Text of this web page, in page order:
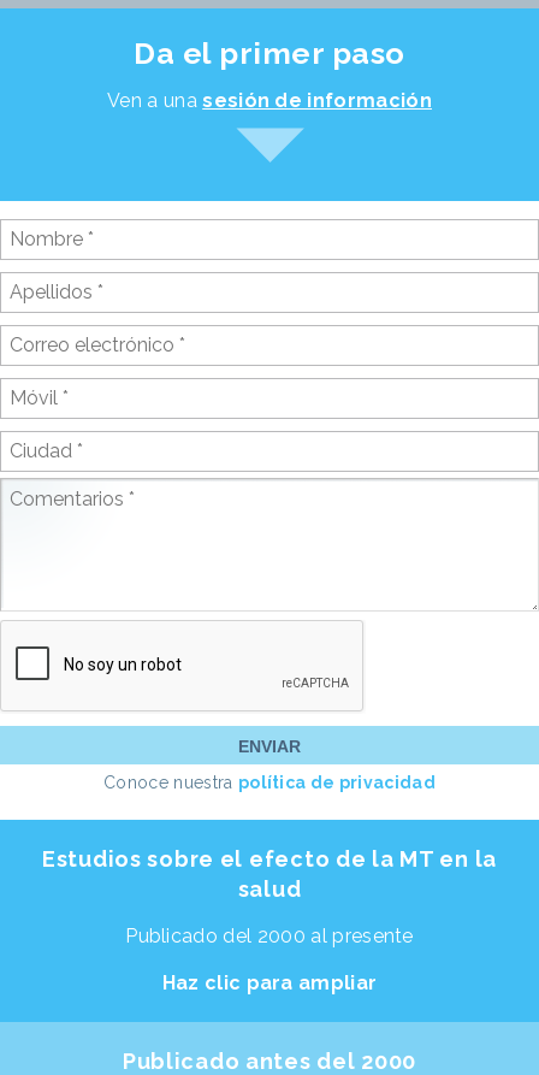
Da el primer paso
Ven a unasesión de información
Conoce nuestra política de privacidad
Estudios sobre el efecto de la MT en la
salud
Publicado del 2000 al presente
Haz clic para ampliar
Publicado antes del 2000